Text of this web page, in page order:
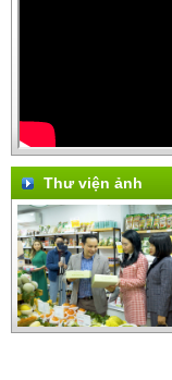
Thư viện ảnh